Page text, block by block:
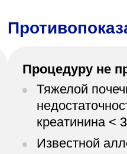
Процедуру не
Тяжелой
креатинина <
Известной